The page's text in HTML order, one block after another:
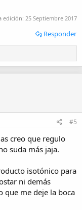
edición: 25 Septiembre 2017
Responder
#5
creo que regulo
suda más jaja.
isotónico para
ni demás
que me deje la boca